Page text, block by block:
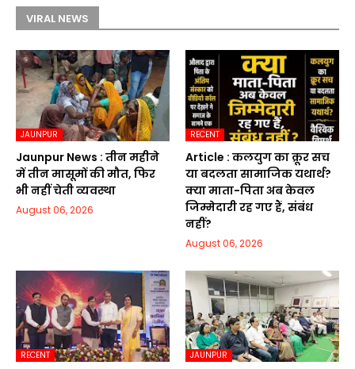
VIRAL NEWS
JAUNPUR
Jaunpur News : तीन महीने
में तीन मासूमों की मौत, फिर
भी नहीं चेती व्यवस्था
August 06, 2026
RECENT
Article : कलयुग का क्रूर सच
या बदलता सामाजिक यथार्थ?
क्या माता-पिता अब केवल
जिम्मेदारी रह गए हैं, संबंध
नहीं?
August 06, 2026
RECENT JAUNPUR